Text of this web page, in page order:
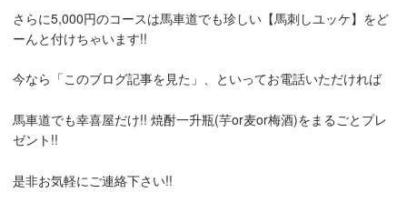
さらに5,000円のコースは馬車道でも珍しい【馬刺しユッケ】をど
ーんと付けちゃいます!!
今なら「このブログ記事を見た」、といってお電話いただければ
馬車道でも幸喜屋だけ!! 焼酎一升瓶(芋or麦or梅酒)をまるごとプレ
ゼント!!
是非お気軽にご連絡下さい!!